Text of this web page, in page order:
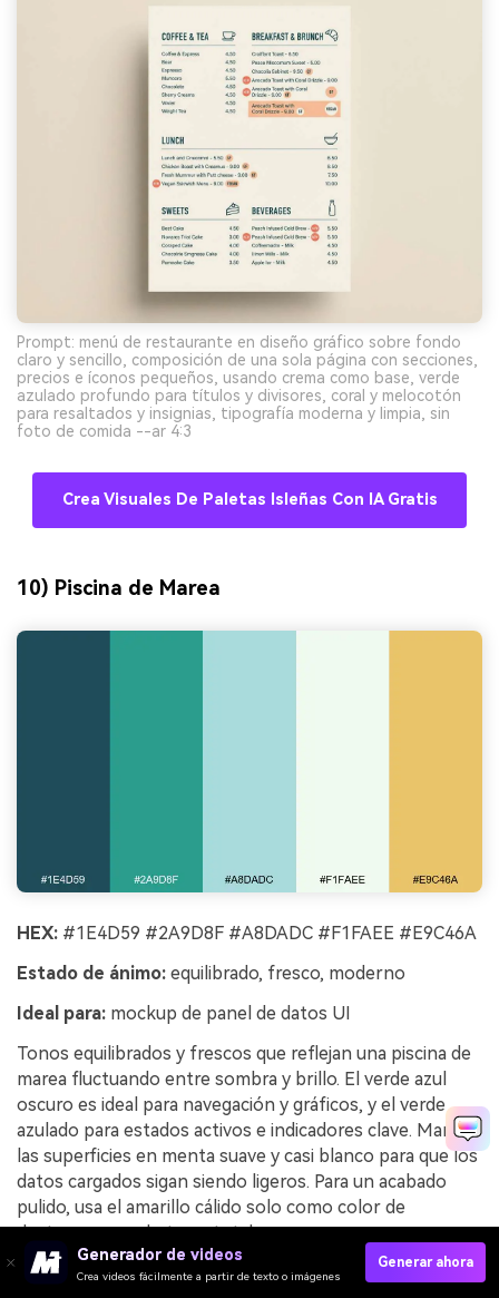
Prompt: menú de restaurante en diseño gráfico sobre fondo
claro y sencillo, composición de una sola página con secciones,
precios e íconos pequeños, usando crema como base, verde
azulado profundo para títulos y divisores, coral y melocotón
para resaltados y insignias, tipografía moderna y limpia, sin
foto de comida --ar 4:3
Crea Visuales De Paletas Isleñas Con IA Gratis
10) Piscina de Marea
HEX: #1E4D59 #2A9D8F #A8DADC #F1FAEE #E9C46A
Estado de ánimo: equilibrado, fresco, moderno
Ideal para: mockup de panel de datos UI
Tonos equilibrados y frescos que reflejan una piscina de
marea fluctuando entre sombra y brillo. El verde azul
oscuro es ideal para navegación y gráficos, y el verde
azulado para estados activos e indicadores clave. Mantén
las superficies en menta suave y casi blanco para que los
datos cargados sigan siendo ligeros. Para un acabado
pulido, usa el amarillo cálido solo como color de
destaque para alertas o totales.
Ejemplo de imagen de tidal pool generado usando
Generador de videos
Crea videos fácilmente a partir de texto o imágenes
Generar ahora